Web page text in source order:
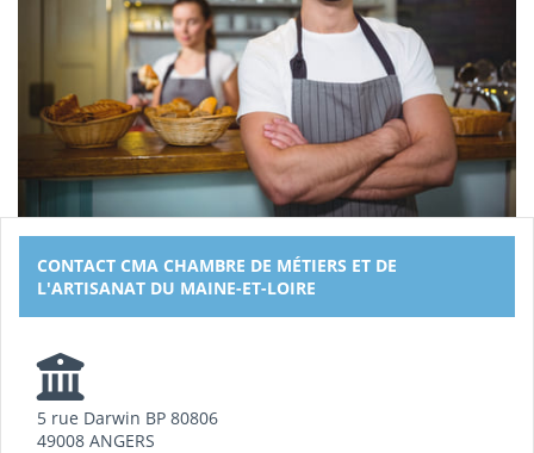
CONTACT CMA CHAMBRE DE MÉTIERS ET DE
L'ARTISANAT DU MAINE-ET-LOIRE
5 rue Darwin BP 80806
49008 ANGERS